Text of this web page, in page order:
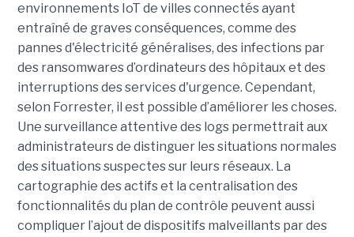
environnements IoT de villes connectés ayant
entraîné de graves conséquences, comme des
pannes d'électricité généralises, des infections par
des ransomwares d’ordinateurs des hôpitaux et des
interruptions des services d'urgence. Cependant,
selon Forrester, il est possible d’améliorer les choses.
Une surveillance attentive des logs permettrait aux
administrateurs de distinguer les situations normales
des situations suspectes sur leurs réseaux. La
cartographie des actifs et la centralisation des
fonctionnalités du plan de contrôle peuvent aussi
compliquer l’ajout de dispositifs malveillants par des